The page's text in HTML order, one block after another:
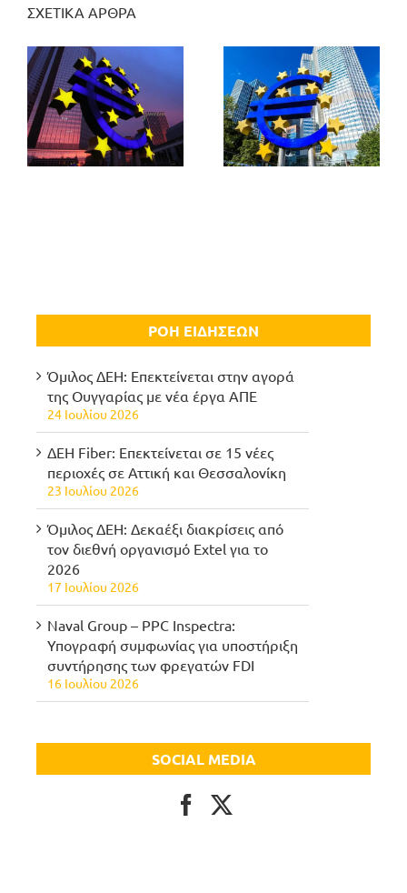
ΣΧΕΤΙΚΑ ΑΡΘΡΑ
ΡΟΗ ΕΙΔΗΣΕΩΝ
Όμιλος ΔΕΗ: Επεκτείνεται στην αγορά
της Ουγγαρίας με νέα έργα ΑΠΕ
24 Ιουλίου 2026
ΔΕΗ Fiber: Επεκτείνεται σε 15 νέες
περιοχές σε Αττική και Θεσσαλονίκη
23 Ιουλίου 2026
Όμιλος ΔΕΗ: Δεκαέξι διακρίσεις από
τον διεθνή οργανισμό Extel για το
2026
17 Ιουλίου 2026
Naval Group – PPC Inspectra:
Υπογραφή συμφωνίας για υποστήριξη
συντήρησης των φρεγατών FDI
16 Ιουλίου 2026
SOCIAL MEDIA